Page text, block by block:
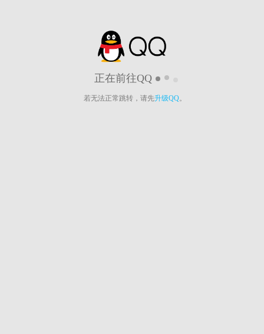
正在前往QQ
若无法正常跳转，请先升级QQ。